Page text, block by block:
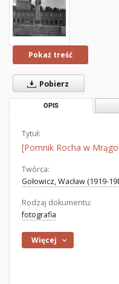
Pokaż treść
Pobierz
OPIS
Tytuł:
[Pomnik Rocha w
Twórca:
Gołowicz, Wacław (1919-
Rodzaj dokumentu:
fotografia
Więcej